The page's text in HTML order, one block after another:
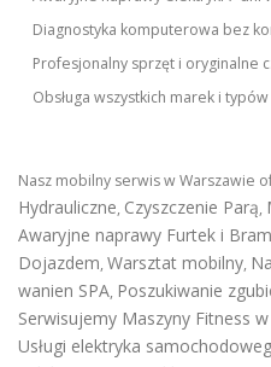
Diagnostyka komputerowa bez
Profesjonalny sprzęt i oryginalne
Obsługa wszystkich marek i
Nasz mobilny serwis w Warszawie
Hydrauliczne, Czyszczenie Parą,
Awaryjne naprawy Furtek i Bram
Dojazdem, Warsztat mobilny,
wanien SPA, Poszukiwanie
Serwisujemy Maszyny Fitness
Usługi elektryka